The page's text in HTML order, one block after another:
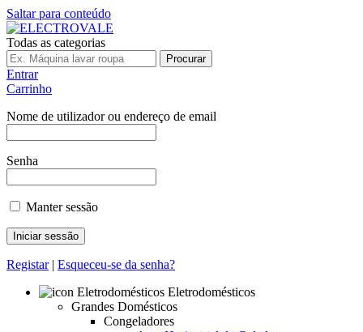
Saltar para conteúdo
Todas as categorias
Procurar
Entrar
Carrinho
Nome de utilizador ou endereço de email
Senha
Manter sessão
Registar| Esqueceu-se da senha?
Eletrodomésticos
Grandes Domésticos
Congeladores